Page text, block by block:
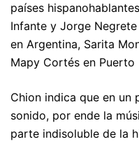
países
Infante y Jorge
en Argentina, Sarita
Mapy Cortés en Puerto
Chion indica que en un
sonido, por ende la
parte indisoluble de la